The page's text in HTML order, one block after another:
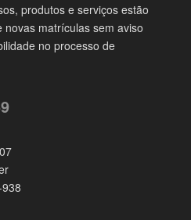
produtos e serviços estão
matrículas sem aviso
no processo de